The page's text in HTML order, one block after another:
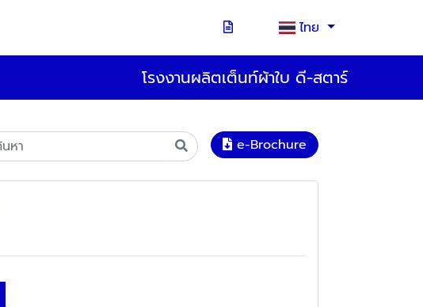
ไทย
โรงงานผลิตเต็นท์ผ้าใบ ดี-สตาร์
e-Brochure